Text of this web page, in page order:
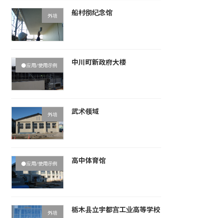
外墙 船村彻纪念馆
●应用/使用示例 中川町新政府大楼
外墙 武术领域
●应用/使用示例 高中体育馆
外墙 栃木县立宇都宫工业高等学校